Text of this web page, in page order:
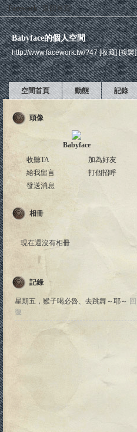
Facework 返回首頁
Babyface的個人空間
http://www.facework.tw/?47 [收藏] [複製]
空間首頁 動態 記錄
頭像
Babyface
收聽TA
加為好友
給我留言
打個招呼
發送消息
相冊
現在還沒有相冊
記錄
星期五，猴子喝必魯、去跳舞～耶～ 回
復